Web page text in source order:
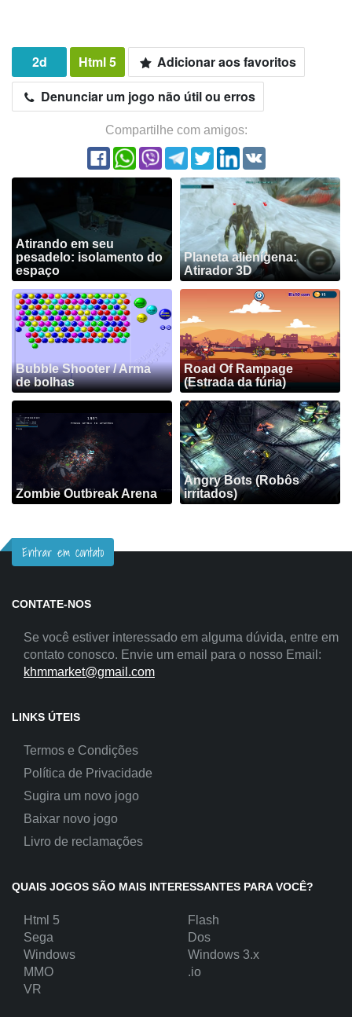
2d Html 5
Adicionar aos favoritos
Denunciar um jogo não útil ou erros
Compartilhe com amigos:
Atirando em seu
pesadelo: isolamento do
espaço
Planeta alienígena:
Atirador 3D
Bubble Shooter / Arma
de bolhas
Road Of Rampage
(Estrada da fúria)
Zombie Outbreak Arena
Angry Bots (Robôs
irritados)
Entrar em contato
CONTATE-NOS
Se você estiver interessado em alguma dúvida, entre em
contato conosco. Envie um email para o nosso Email:
khmmarket@gmail.com
LINKS ÚTEIS
Termos e Condições
Política de Privacidade
Sugira um novo jogo
Baixar novo jogo
Livro de reclamações
QUAIS JOGOS SÃO MAIS INTERESSANTES PARA VOCÊ?
Html 5
Flash
Sega
Dos
Windows
Windows 3.x
MMO
.io
VR